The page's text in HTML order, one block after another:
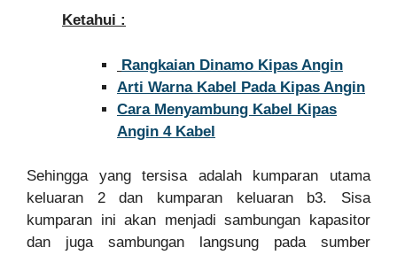
Ketahui :
Rangkaian Dinamo Kipas Angin
Arti Warna Kabel Pada Kipas Angin
Cara Menyambung Kabel Kipas
Angin 4 Kabel
Sehingga yang tersisa adalah kumparan utama
keluaran 2 dan kumparan keluaran b3. Sisa
kumparan ini akan menjadi sambungan kapasitor
dan juga sambungan langsung pada sumber